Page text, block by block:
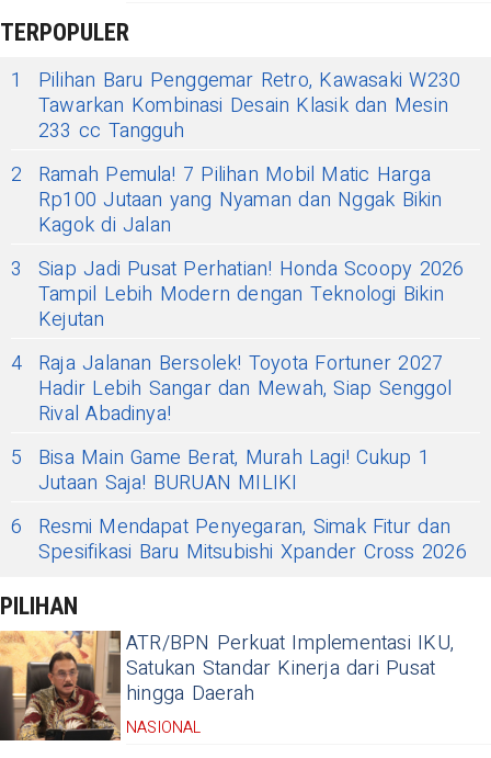
TERPOPULER
1
Pilihan Baru Penggemar Retro, Kawasaki W230
Tawarkan Kombinasi Desain Klasik dan Mesin
233 cc Tangguh
2
Ramah Pemula! 7 Pilihan Mobil Matic Harga
Rp100 Jutaan yang Nyaman dan Nggak Bikin
Kagok di Jalan
3
Siap Jadi Pusat Perhatian! Honda Scoopy 2026
Tampil Lebih Modern dengan Teknologi Bikin
Kejutan
4 Raja Jalanan Bersolek! Toyota Fortuner 2027
Hadir Lebih Sangar dan Mewah, Siap Senggol
Rival Abadinya!
5
Bisa Main Game Berat, Murah Lagi! Cukup 1
Jutaan Saja! BURUAN MILIKI
6
Resmi Mendapat Penyegaran, Simak Fitur dan
Spesifikasi Baru Mitsubishi Xpander Cross 2026
PILIHAN
ATR/BPN Perkuat Implementasi IKU,
Satukan Standar Kinerja dari Pusat
hingga Daerah
NASIONAL